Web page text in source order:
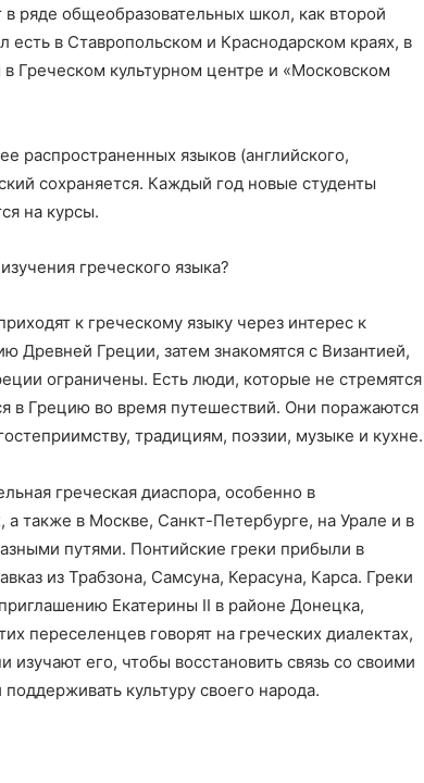
ряде общеобразовательных школ, как второй
есть в Ставропольском и Краснодарском краях, в
Греческом культурном центре и «Московском
распространенных языков (английского,
сохраняется. Каждый год новые студенты
на курсы.
греческого языка?
к греческому языку через интерес к
Древней Греции, затем знакомятся с Византией,
ограничены. Есть люди, которые не стремятся
в Грецию во время путешествий. Они поражаются
традициям, поэзии, музыке и кухне.
греческая диаспора, особенно в
также в Москве, Санкт-Петербурге, на Урале и в
путями. Понтийские греки прибыли в
из Трабзона, Самсуна, Керасуна, Карса. Греки
Екатерины II в районе Донецка,
переселенцев говорят на греческих диалектах,
его, чтобы восстановить связь со своими
культуру своего народа.